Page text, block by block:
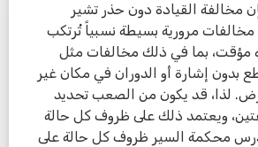
مخالفة القيادة دون حذر تشير
مرورية بسيطة نسبياً تُرتكب
مؤقت، بما في ذلك مخالفات مثل
بدون إشارة أو الدوران في مكان غير
لذا، قد يكون من الصعب تحديد
ويعتمد ذلك على ظروف كل حالة
محكمة السير ظروف كل حالة على